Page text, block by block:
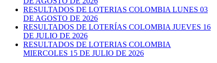
RESULTADOS DE LOTERIAS COLOMBIA LUNES 03
DE AGOSTO DE 2026
RESULTADOS DE LOTERÍAS COLOMBIA JUEVES 16
DE JULIO DE 2026
RESULTADOS DE LOTERIAS COLOMBIA
MIERCOLES 15 DE JULIO DE 2026